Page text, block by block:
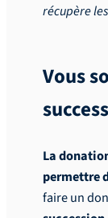
récupère
Vous
La
permettre
faire un